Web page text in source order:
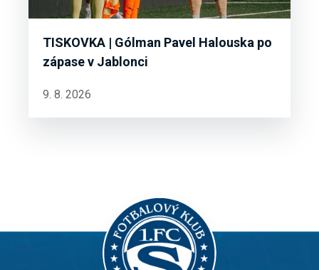
TISKOVKA | Gólman Pavel Halouska po
zápase v Jablonci
9. 8. 2026